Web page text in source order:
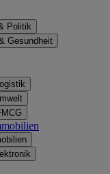
Politik
Gesundheit